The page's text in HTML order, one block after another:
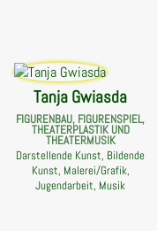
Tanja Gwiasda
FIGURENBAU, FIGURENSPIEL,
THEATERPLASTIK UND
THEATERMUSIK
Darstellende Kunst, Bildende
Kunst, Malerei/Grafik,
Jugendarbeit, Musik